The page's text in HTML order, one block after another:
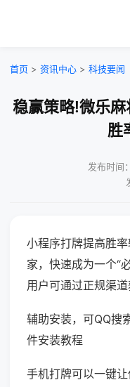
首页 > 资讯中心 > 科技要闻
稳赢策略!微乐麻
胜
发布时间
小程序打牌提高胜
家，快速成为一个“
用户可通过正规渠道
辅助安装，可QQ搜
件安装教程
手机打牌可以一键